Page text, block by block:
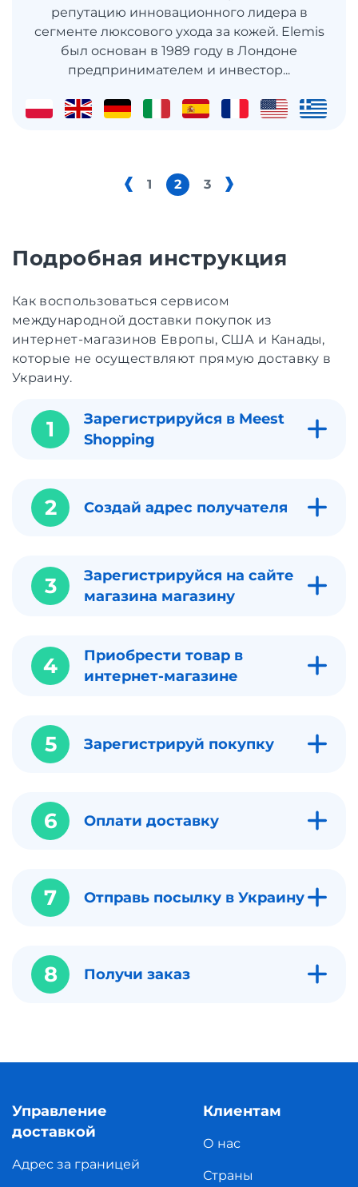
репутацию инновационного лидера в
сегменте люксового ухода за кожей. Elemis
был основан в 1989 году в Лондоне
предпринимателем и инвестор...
1 2 3
Подробная инструкция
Как воспользоваться сервисом
международной доставки покупок из
интернет-магазинов Европы, США и Канады,
которые не осуществляют прямую доставку в
Украину.
1
Зарегистрируйся в Meest
Shopping
2 Создай адрес получателя
3
Зарегистрируйся на сайте
магазина магазину
4
Приобрести товар в
интернет-магазине
5 Зарегистрируй покупку
6 Оплати доставку
7 Отправь посылку в Украину
8 Получи заказ
Управление
доставкой
Адрес за границей
Клиентам
О нас
Страны